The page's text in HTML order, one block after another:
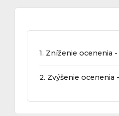
1. Zníženie ocenenia -
2. Zvýšenie ocenenia -